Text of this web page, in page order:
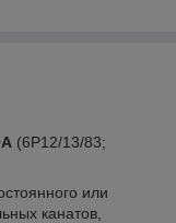
(6Р12/13/83;
или
канатов,